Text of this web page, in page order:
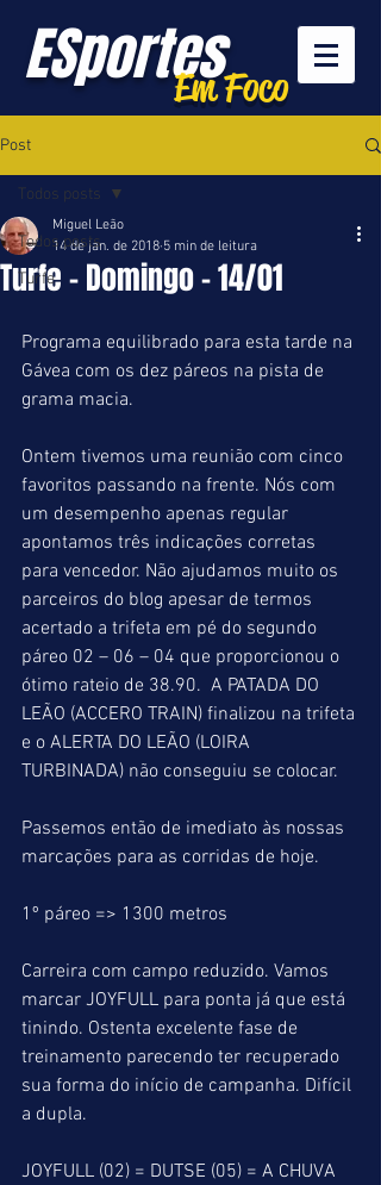
ESportesEm Foco
Post
Todos posts
Turfe
Todos posts
Turfe - Domingo - 14/01
Miguel Leão
14 de jan. de 2018 5 min de leitura
Programa equilibrado para esta tarde na
Gávea com os dez páreos na pista de
grama macia.
Ontem tivemos uma reunião com cinco
favoritos passando na frente. Nós com
um desempenho apenas regular
apontamos três indicações corretas
para vencedor. Não ajudamos muito os
parceiros do blog apesar de termos
acertado a trifeta em pé do segundo
páreo 02 – 06 – 04 que proporcionou o
ótimo rateio de 38.90.  A PATADA DO
LEÃO (ACCERO TRAIN) finalizou na trifeta
e o ALERTA DO LEÃO (LOIRA
TURBINADA) não conseguiu se colocar.
Passemos então de imediato às nossas
marcações para as corridas de hoje.
1º páreo => 1300 metros
Carreira com campo reduzido. Vamos
marcar JOYFULL para ponta já que está
tinindo. Ostenta excelente fase de
treinamento parecendo ter recuperado
sua forma do início de campanha. Difícil
a dupla.
JOYFULL (02) = DUTSE (05) = A CHUVA